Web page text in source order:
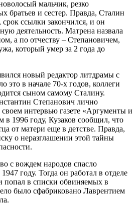
мальчик, резко
братьев и сестер. Правда, Сталин
ссылки закончился, и он
деятельность. Матрена назвала
а по отчеству – Степановичем,
который умер за 2 года до
новый редактор литдрамы с
это в начале 70-х годов, коллеги
сыном самому Сталину.
Степанович лично
интервью газете «Аргументы и
в 1996 году, Кузаков сообщил, что
от матери еще в детстве. Правда,
о неразглашении этой тайны
с вождем народов спасло
году. Тогда он работал в отделе
в списки обвиняемых в
было сфабриковано Лаврентием